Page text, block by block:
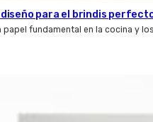
para el brindis
papel fundamental en la cocina y